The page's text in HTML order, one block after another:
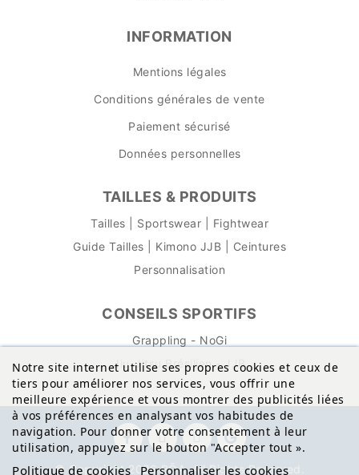
INFORMATION
Mentions légales
Conditions générales de vente
Paiement sécurisé
Données personnelles
TAILLES & PRODUITS
Tailles | Sportswear | Fightwear
Guide Tailles | Kimono JJB | Ceintures
Personnalisation
CONSEILS SPORTIFS
Grappling - NoGi
Jiu-Jitsu Brésilien - JJB
Notre site internet utilise ses propres cookies et ceux de
tiers pour améliorer nos services, vous offrir une
meilleure expérience et vous montrer des publicités liées
à vos préférences en analysant vos habitudes de
navigation. Pour donner votre consentement à leur
utilisation, appuyez sur le bouton "Accepter tout ».
Politique de cookies Personnaliser les cookies
© Copyright 2026 BŌA. All Rights Reserved.